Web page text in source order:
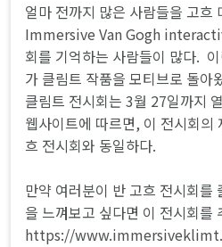
얼마 전까지 많은 사람들을 고흐
Immersive Van Gogh
회를 기억하는 사람들이 많다.
가 클림트 작품을 모티브로 돌아
클림트 전시회는 3월 27일까
웹사이트에 따르면, 이 전시회의
흐 전시회와 동일하다.
만약 여러분이 반 고흐 전시회를
을 느껴보고 싶다면 이 전시회를
https://